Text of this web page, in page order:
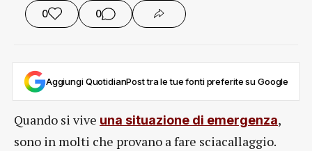
0 0
Aggiungi QuotidianPost tra le tue fonti preferite su Google
Quando si vive una situazione di emergenza,
sono in molti che provano a fare sciacallaggio.